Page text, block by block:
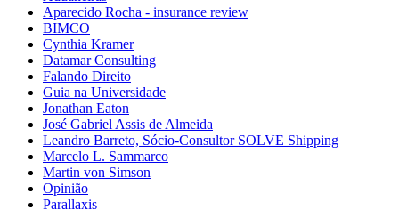
Aparecido Rocha - insurance review
BIMCO
Cynthia Kramer
Datamar Consulting
Falando Direito
Guia na Universidade
Jonathan Eaton
José Gabriel Assis de Almeida
Leandro Barreto, Sócio-Consultor SOLVE Shipping
Marcelo L. Sammarco
Martin von Simson
Opinião
Parallaxis